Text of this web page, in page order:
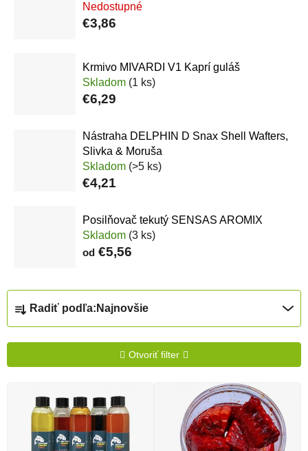
Nedostupné
€3,86
Krmivo MIVARDI V1 Kaprí guláš
Skladom (1 ks)
€6,29
Nástraha DELPHIN D Snax Shell Wafters,
Slivka & Moruša
Skladom (>5 ks)
€4,21
Posilňovač tekutý SENSAS AROMIX
Skladom (3 ks)
od €5,56
Radenie produktov
Radiť podľa: Najnovšie
Otvoriť filter